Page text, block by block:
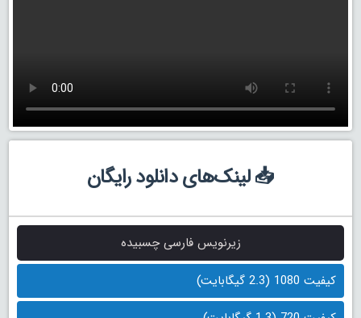
📥 لینک‌های دانلود رایگان
زیرنویس فارسی چسبیده
کیفیت 1080 (2.3 گیگابایت)